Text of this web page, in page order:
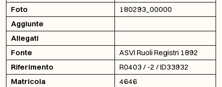
Foto
180293_00000
Aggiunte
Allegati
Fonte
ASVI Ruoli Registri 1892
Riferimento
R0403 / -2 / ID33932
Matricola
4646